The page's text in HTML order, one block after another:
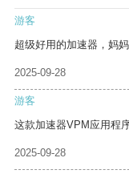
游客
超级好用的加速器，妈
2025-09-28
游客
这款加速器VPM应用程
2025-09-28